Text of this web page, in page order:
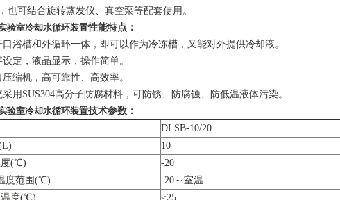
也可结合旋转蒸发仪、真空泵等配套使用。
验室冷却水循环装置性能特点：
口浴槽和外循环一体，即可以作为冷冻槽，又能对外提供冷却液。
定，液晶显示，操作简单。
缩机，高可靠性、高效率。
用SUS304高分子防腐材料，可防锈、防腐蚀、防低温液体污染。
验室冷却水循环装置技术参数：
DLSB-10/20
10
度(℃)
-20
度范围(℃)
-20～室温
度(℃)
≤25